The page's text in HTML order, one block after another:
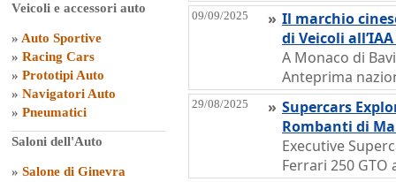
Veicoli e accessori auto
» Auto Sportive
» Racing Cars
» Prototipi Auto
» Navigatori Auto
» Pneumatici
Saloni dell'Auto
» Salone di Ginevra
09/09/2025 » Il marchio
di Veicoli
A Monaco di
Anteprima
29/08/2025 » Supercars
Rombanti di
Executive
Ferrari 250 GTO